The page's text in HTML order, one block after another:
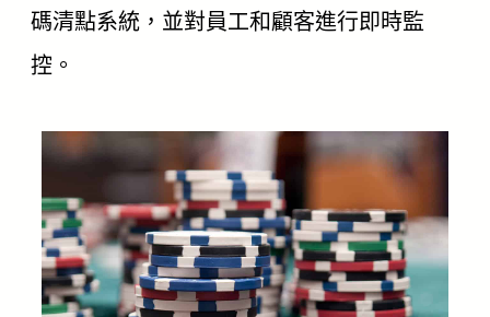
碼清點系統，並對員工和顧客進行即時監
控。